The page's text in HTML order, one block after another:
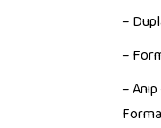
–
–
–